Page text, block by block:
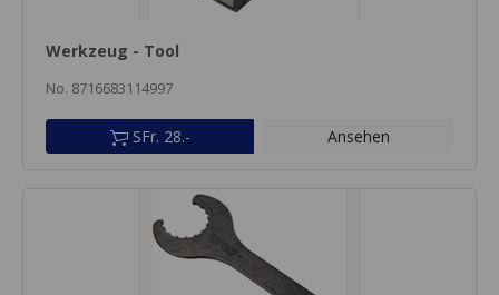
Werkzeug - Tool
No. 8716683114997
SFr. 28.- Ansehen